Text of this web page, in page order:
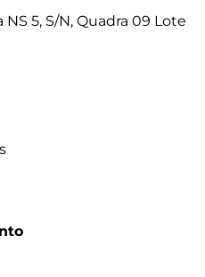
5, S/N, Quadra 09 Lote